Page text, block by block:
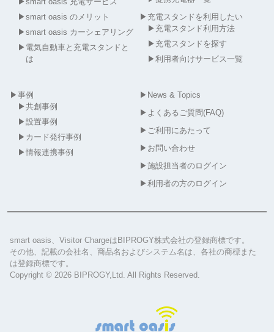
▶ smart oasis のメリット
▶ smart oasis カーシェアリング
▶ 電気自動車と充電スタンドと
は
▶ 充電スタンドを利用したい
▶ 充電スタンド利用方法
▶ 充電スタンドを探す
▶利用者向けサービス一覧
▶事例
▶ 共創事例
▶ 設置事例
▶ カード発行事例
▶ 情報連携事例
▶ News & Topics
▶ よくあるご質問(FAQ)
▶ ご利用にあたって
▶ お問い合わせ
▶施設担当者のログイン
▶利用者の方のログイン
smart oasis、Visitor ChargeはBIPROGY株式会社の登録商標です。
その他、記載の会社名、商品名およびシステム名は、各社の商標また
は登録商標です。
Copyright © 2026 BIPROGY,Ltd. All Rights Reserved.